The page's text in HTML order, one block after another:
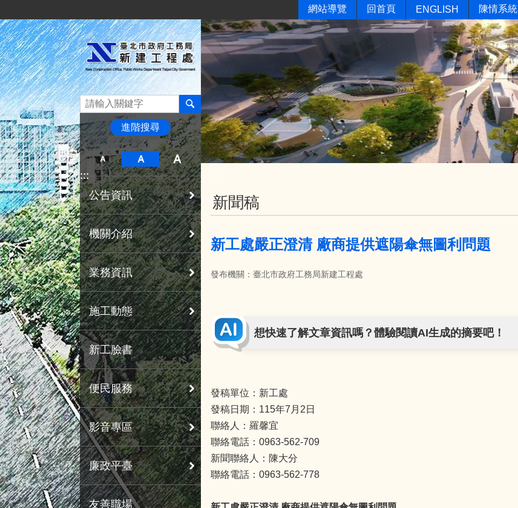
網站導覽 回首頁 ENGLISH 陳情系統
進階搜尋
:::
公告資訊
機關介紹
業務資訊
施工動態
新工臉書
便民服務
影音專區
廉政平臺
友善職場
新聞稿
新工處嚴正澄清 廠商提供遮陽傘無圖利問題
發布機關：臺北市政府工務局新建工程處
想快速了解文章資訊嗎？體驗閱讀AI生成的摘要吧！
發稿單位：新工處
發稿日期：115年7月2日
聯絡人：羅馨宜
聯絡電話：0963-562-709
新聞聯絡人：陳大分
聯絡電話：0963-562-778